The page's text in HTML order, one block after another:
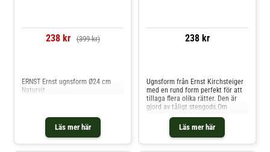
238 kr (399 kr)
Läs mer här
ERNST Ernst ugnsform Ø24 cm
Naturvit
238 kr
Läs mer här
Ugnsform från Ernst Kirchsteiger
med en rund form perfekt för att
tillaga flera olika rätter. Den är
gjord av tåligt stengods.Om
ugnsformen från Ernst
Kirchsteiger- Ugnsform med ett
tåligt stengods.- Rund form.- Finns
i flera storlekar.Skötselråd för